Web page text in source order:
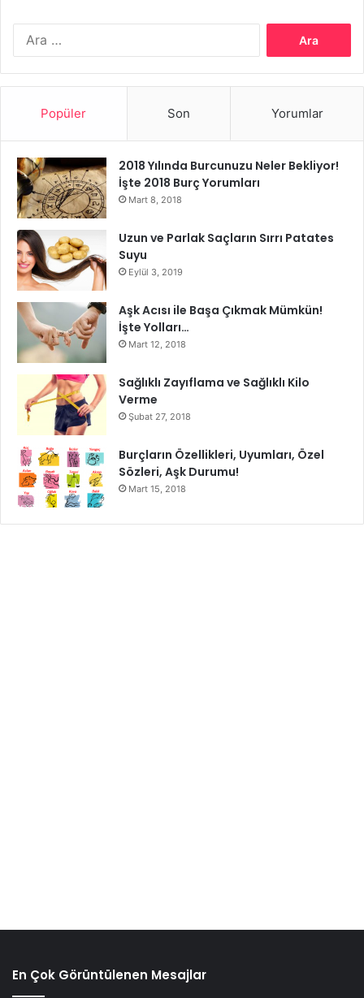
Popüler Son Yorumlar
2018 Yılında Burcunuzu Neler Bekliyor!
İşte 2018 Burç Yorumları
Mart 8, 2018
Uzun ve Parlak Saçların Sırrı Patates
Suyu
Eylül 3, 2019
Aşk Acısı ile Başa Çıkmak Mümkün!
İşte Yolları…
Mart 12, 2018
Sağlıklı Zayıflama ve Sağlıklı Kilo
Verme
Şubat 27, 2018
Burçların Özellikleri, Uyumları, Özel
Sözleri, Aşk Durumu!
Mart 15, 2018
En Çok Görüntülenen Mesajlar